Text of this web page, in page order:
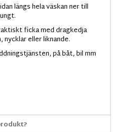
längs hela väskan ner till
ficka med dragkedja
eller liknande.
på båt, bil mm